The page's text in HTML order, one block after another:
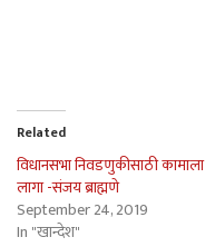
Related
विधानसभा निवडणुकीसाठी कामाला
लागा -संजय ब्राह्मणे
September 24, 2019
In "खान्देश"